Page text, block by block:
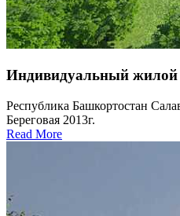
Индивидуальный
Республика Башкортостан
Береговая 2013г.
Read More